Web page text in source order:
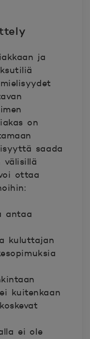
ja
on
saada
välisillä
ottaa
antaa
kuluttajan
kuitenkaan
ei ole